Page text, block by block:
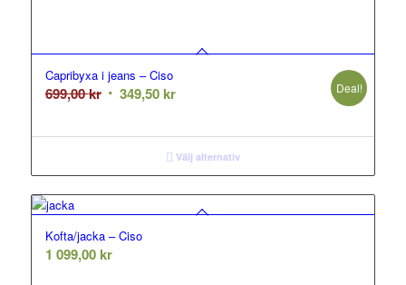
Capribyxa i jeans – Ciso
699,00kr Det
priset
699,00 kr.
349,50 krDet
priset
är:
349,50 kr.
Deal!
Välj alternativ
Kofta/jacka – Ciso
1 099,00 kr